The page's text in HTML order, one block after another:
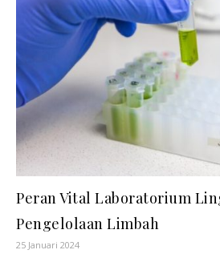
Peran Vital Laboratorium
Pengelolaan Limbah
25 Januari 2024